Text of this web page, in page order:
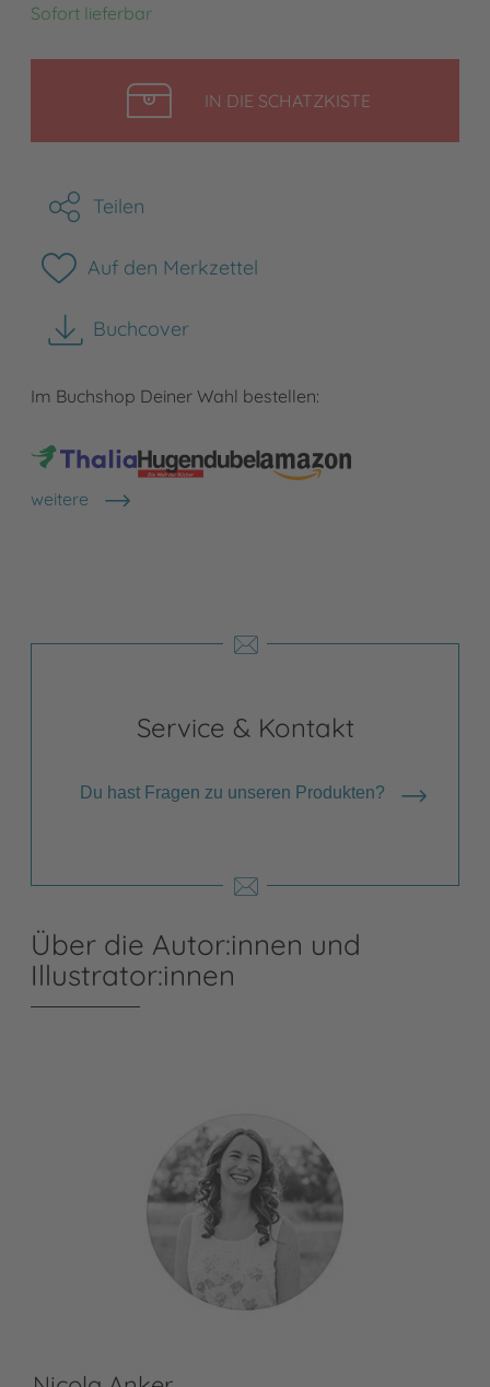
Sofort lieferbar
IN DIE SCHATZKISTELEGEN
Teilen
Auf den Merkzettel
Buchcover
herunterladen
Im Buchshop Deiner Wahl bestellen:
weitere
Shops anzeigen
Service & Kontakt
Du hast Fragen zu unseren Produkten?
Über die Autor:innen und
Illustrator:innen